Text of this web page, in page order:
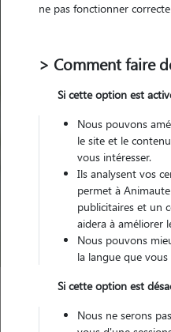
Pour
Trouver
Escalquens
ne pas fonctionner
> Comment faire
Si cette option est
Nous pouvons
le site et le
vous intéresser.
Ils analysent vos
permet à
publicitaires et un
aidera à améliorer
Nous pouvons
la langue que
Si cette option est
Nous ne serons